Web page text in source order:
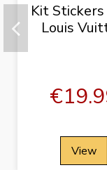
Kit
Louis
View